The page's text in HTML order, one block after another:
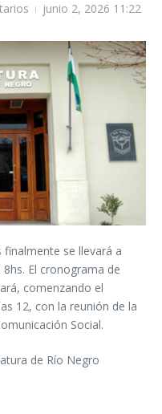
junio 2, 2026 11:22
se llevará a
El cronograma de
comenzando el
12, con la reunión de la
Social.
de Río Negro